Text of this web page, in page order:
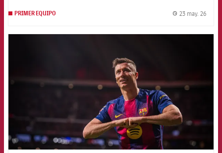
PRIMER EQUIPO 23 may. 26